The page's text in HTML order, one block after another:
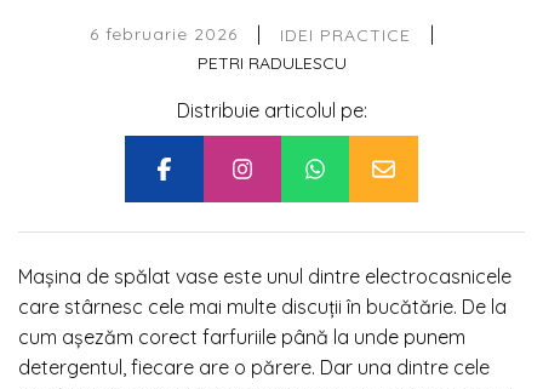
6 februarie 2026 | IDEI PRACTICE |
PETRI RADULESCU
Distribuie articolul pe:
Mașina de spălat vase este unul dintre electrocasnicele
care stârnesc cele mai multe discuții în bucătărie. De la
cum așezăm corect farfuriile până la unde punem
detergentul, fiecare are o părere. Dar una dintre cele